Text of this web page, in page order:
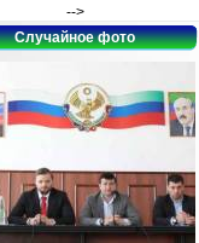
-->
Случайное фото